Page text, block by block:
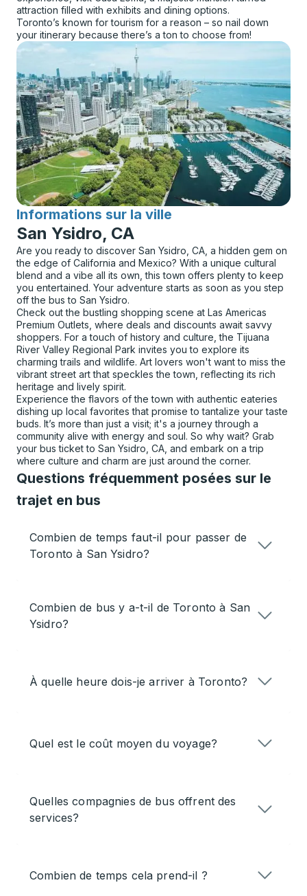
attraction filled with exhibits and dining options.
Toronto’s known for tourism for a reason – so nail down
your itinerary because there’s a ton to choose from!
Informations sur la ville
pour
San Ysidro, CA
Are you ready to discover San Ysidro, CA, a hidden gem on
the edge of California and Mexico? With a unique cultural
blend and a vibe all its own, this town offers plenty to keep
you entertained. Your adventure starts as soon as you step
off the bus to San Ysidro.
Check out the bustling shopping scene at Las Americas
Premium Outlets, where deals and discounts await savvy
shoppers. For a touch of history and culture, the Tijuana
River Valley Regional Park invites you to explore its
charming trails and wildlife. Art lovers won't want to miss the
vibrant street art that speckles the town, reflecting its rich
heritage and lively spirit.
Experience the flavors of the town with authentic eateries
dishing up local favorites that promise to tantalize your taste
buds. It’s more than just a visit; it's a journey through a
community alive with energy and soul. So why wait? Grab
your bus ticket to San Ysidro, CA, and embark on a trip
where culture and charm are just around the corner.
Questions fréquemment posées sur le
trajet en bus
Combien de temps faut-il pour passer de
Toronto à San Ysidro?
Combien de bus y a-t-il de Toronto à San
Ysidro?
À quelle heure dois-je arriver à Toronto?
Quel est le coût moyen du voyage?
Quelles compagnies de bus offrent des
services?
Combien de temps cela prend-il ?